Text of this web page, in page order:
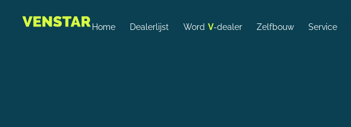
Home Dealerlijst Word V-dealer Zelfbouw Service